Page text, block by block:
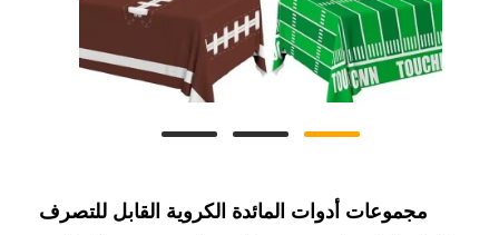
مجموعات أدوات المائدة الكروية القابل للتصرف